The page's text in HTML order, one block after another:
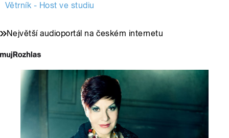
Větrník - Host ve studiu
Největší audioportál na českém internetu